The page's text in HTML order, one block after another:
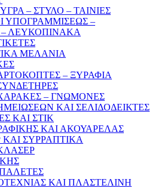
– ΣΤΥΛΟ – ΤΑΙΝΙΕΣ
ΥΠΟΓΡΑΜΜΙΣΕΩΣ –
– ΛΕΥΚΟΠΙΝΑΚΑ
ΜΕΛΑΝΙΑ
– ΞΥΡΑΦΙΑ
– ΓΝΩΜΟΝΕΣ
ΚΑΙ ΣΕΛΙΔΟΔΕΙΚΤΕΣ
ΚΑΙ ΣΤΙΚ
ΚΑΙ ΑΚΟΥΑΡΕΛΑΣ
ΣΥΡΡΑΠΤΙΚΑ
ΚΑΙ ΠΛΑΣΤΕΛΙΝΗ